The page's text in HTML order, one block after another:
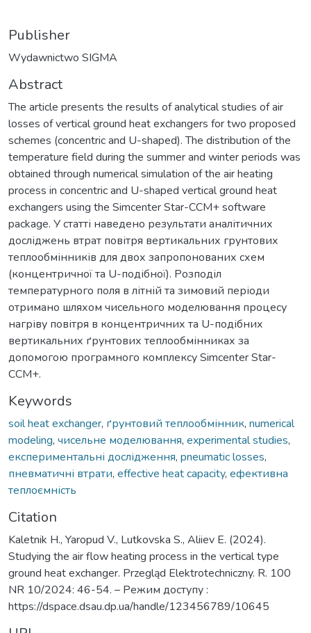
Publisher
Wydawnictwo SIGMA
Abstract
The article presents the results of analytical studies of air
losses of vertical ground heat exchangers for two proposed
schemes (concentric and U-shaped). The distribution of the
temperature field during the summer and winter periods was
obtained through numerical simulation of the air heating
process in concentric and U-shaped vertical ground heat
exchangers using the Simcenter Star-CCM+ software
package. У статті наведено результати аналітичних
досліджень втрат повітря вертикальних грунтових
теплообмінників для двох запропонованих схем
(концентричної та U-подібної). Розподіл
температурного поля в літній та зимовий періоди
отримано шляхом чисельного моделювання процесу
нагріву повітря в концентричних та U-подібних
вертикальних ґрунтових теплообмінниках за
допомогою програмного комплексу Simcenter Star-
CCM+.
Keywords
soil heat exchanger, ґрунтовий теплообмінник, numerical
modeling, чисельне моделювання, experimental studies,
експериментальні дослідження, pneumatic losses,
пневматичні втрати, effective heat capacity, ефективна
теплоємність
Citation
Kaletnik H., Yaropud V., Lutkovska S., Aliiev E. (2024).
Studying the air flow heating process in the vertical type
ground heat exchanger. Przegląd Elektrotechniczny. R. 100
NR 10/2024: 46-54. – Режим доступу :
https://dspace.dsau.dp.ua/handle/123456789/10645